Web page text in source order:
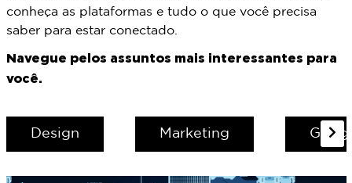
conheça as plataformas e tudo o que você precisa
saber para estar conectado.
Navegue pelos assuntos mais interessantes para
você.
Design Marketing